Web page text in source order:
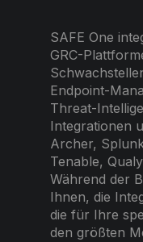
SAFE One
GRC-
Endpoint-
Threat-
Integrationen
Archer,
Tenable,
Während der
Ihnen, die
die für Ihre
den größten